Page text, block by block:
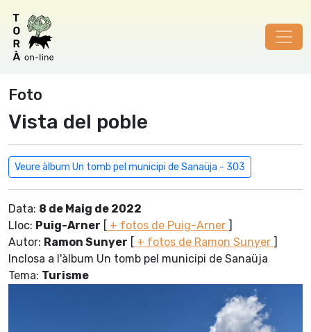
Foto
Vista del poble
Veure àlbum Un tomb pel municipi de Sanaüja - 303
Data: 8 de Maig de 2022
Lloc: Puig-Arner [ + fotos de Puig-Arner ]
Autor: Ramon Sunyer [ + fotos de Ramon Sunyer ]
Inclosa a l'àlbum Un tomb pel municipi de Sanaüja
Tema: Turisme